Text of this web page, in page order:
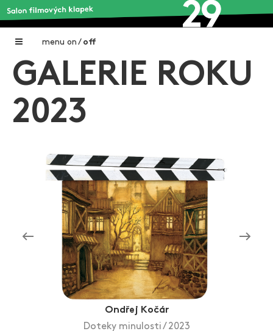
menu on / off
Home
Galerie filmových klapek
O projektu
Aktuální výstavy
Aukce filmových klapek
Aktuality
Zlín Film Festival
GALERIE ROKU
2023
Ondřej Kočár
Doteky minulosti / 2023